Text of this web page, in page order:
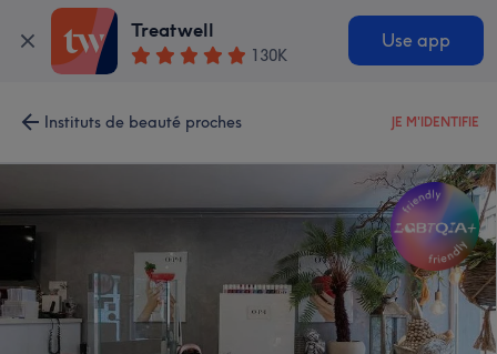
Treatwell
130K
Use app
Instituts de beauté proches JE M'IDENTIFIE